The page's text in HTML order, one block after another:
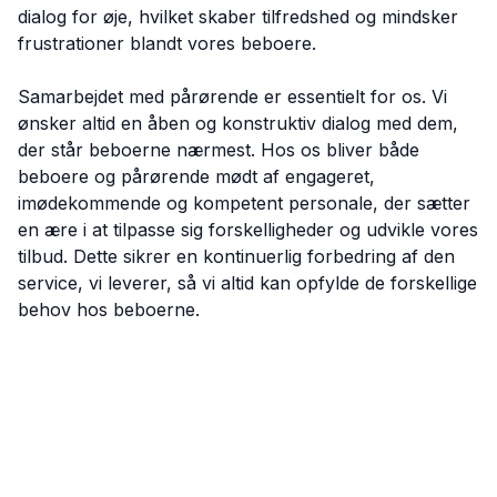
dialog for øje, hvilket skaber tilfredshed og mindsker
frustrationer blandt vores beboere.
Samarbejdet med pårørende er essentielt for os. Vi
ønsker altid en åben og konstruktiv dialog med dem,
der står beboerne nærmest. Hos os bliver både
beboere og pårørende mødt af engageret,
imødekommende og kompetent personale, der sætter
en ære i at tilpasse sig forskelligheder og udvikle vores
tilbud. Dette sikrer en kontinuerlig forbedring af den
service, vi leverer, så vi altid kan opfylde de forskellige
behov hos beboerne.